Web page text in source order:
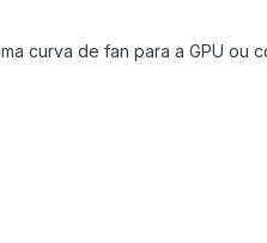
curva de fan para a GPU ou